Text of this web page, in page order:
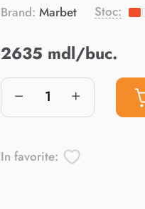
Brand: Marbet Stoc:
2635 mdl/buc.
In favorite: